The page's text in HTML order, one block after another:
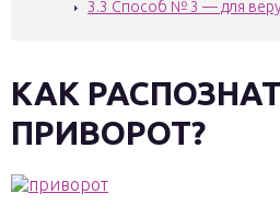
3.3 Способ № 3 — для
КАК
ПРИВОРОТ?